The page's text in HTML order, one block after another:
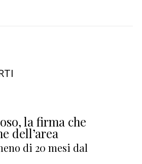
la firma che
dell’area
di 20 mesi dal